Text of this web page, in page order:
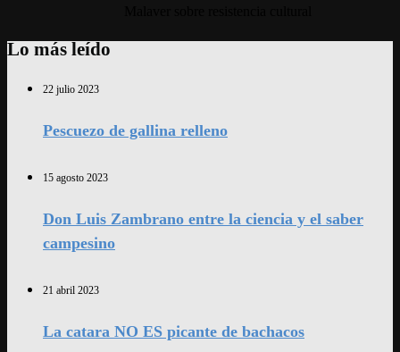
Lo más leído
22 julio 2023
Pescuezo de gallina relleno
15 agosto 2023
Don Luis Zambrano entre la ciencia y el saber
campesino
21 abril 2023
La catara NO ES picante de bachacos